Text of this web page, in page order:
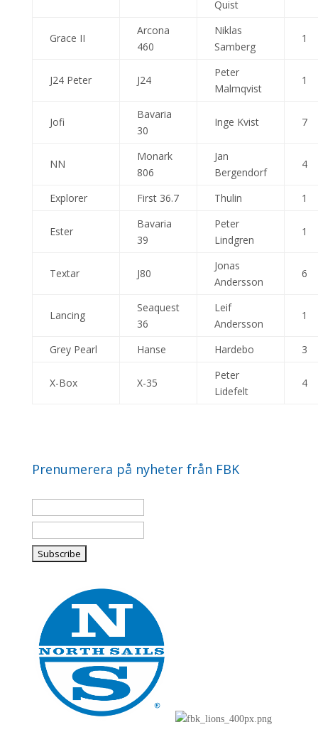
Quist
Grace II
Arcona
460
Niklas
Samberg
1
J24 Peter J24
Peter
Malmqvist
1
Jofi
Bavaria
30
Inge Kvist 7
NN
Monark
806
Jan
Bergendorf
4
Explorer First 36.7 Thulin 1
Ester
Bavaria
39
Peter
Lindgren
1
Textar J80
Jonas
Andersson
6
Lancing
Seaquest
36
Leif
Andersson
1
Grey Pearl Hanse Hardebo 3
X-Box X-35
Peter
Lidefelt
4
Prenumerera på nyheter från FBK